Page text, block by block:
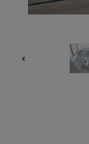
ATSAUKSMES
PIEMIŅAS ISTABA